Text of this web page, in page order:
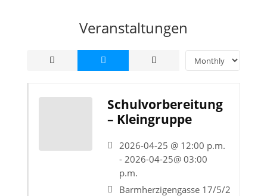
Veranstaltungen
Schulvorbereitung
– Kleingruppe
2026-04-25 @ 12:00 p.m.
- 2026-04-25@ 03:00
p.m.
Barmherzigengasse 17/5/2